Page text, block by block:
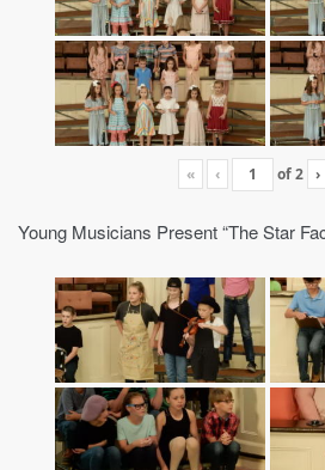
« ‹ of2 ›
Young Musicians Present “The Star